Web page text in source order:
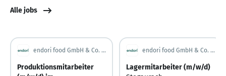
Alle jobs
endori food GmbH & Co. KG
Produktionsmitarbeiter
endori food GmbH & Co. KG
Lagermitarbeiter (m/w/d)